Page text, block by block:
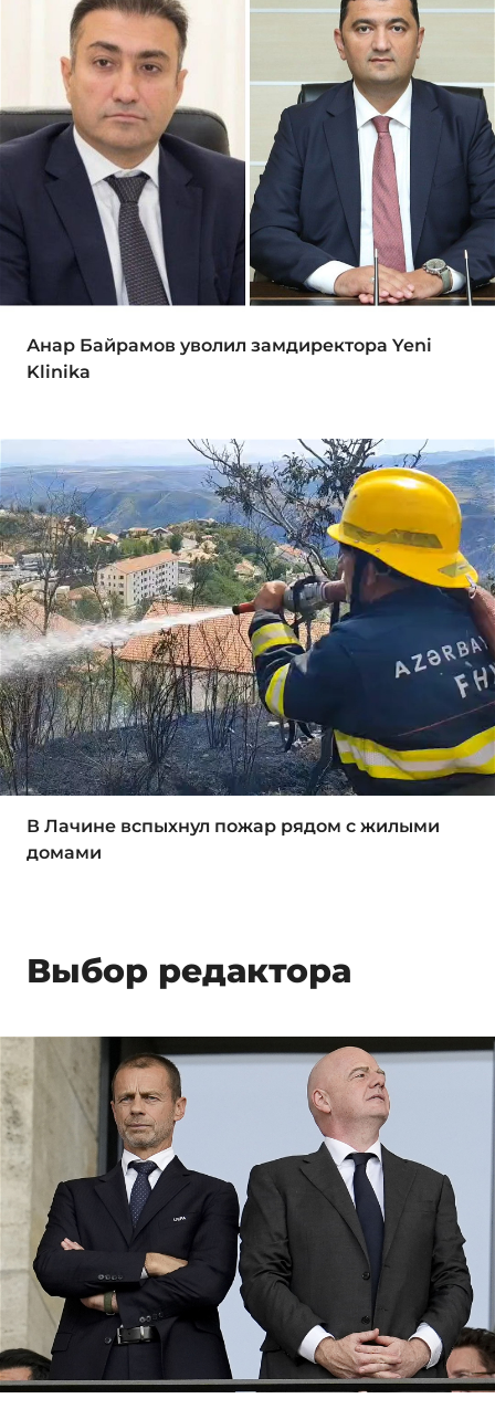
Анар Байрамов уволил замдиректора Yeni
Klinika
В Лачине вспыхнул пожар рядом с жилыми
домами
Выбор редактора